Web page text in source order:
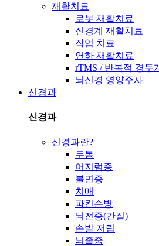
재활치료
로봇 재활치료
신경계 재활치료
작업 치료
연하 재활치료
rTMS / 반복적 경두
뇌신경 영양주사
신경과
신경과
신경과란?
두통
어지럼증
불면증
치매
파킨슨병
뇌전증(간질)
손발 저림
뇌졸중